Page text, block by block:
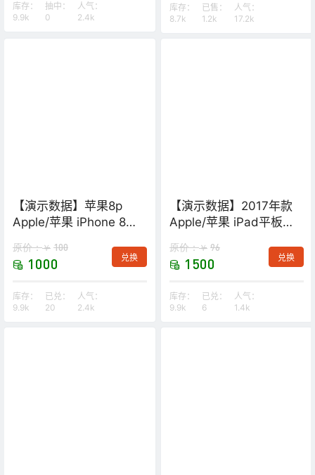
库存：
9.9k
抽中：
0
人气：
2.4k
库存：
8.7k
已售：
1.2k
人气：
17.2k
【演示数据】苹果8p
Apple/苹果 iPhone 8
原价：￥ 100
1000 兑换
库存：
9.9k
已兑：
20
人气：
2.4k
【演示数据】2017年款
Apple/苹果 iPad平板电
air2升级版wif
原价：￥ 96
1500 兑换
库存：
9.9k
已兑：
6
人气：
1.4k